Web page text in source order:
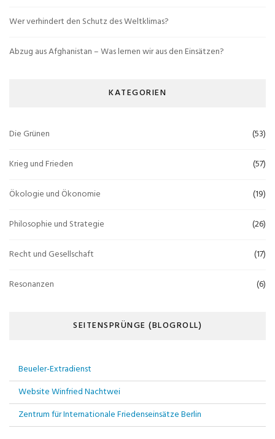
Wer verhindert den Schutz des Weltklimas?
Abzug aus Afghanistan – Was lernen wir aus den Einsätzen?
KATEGORIEN
Die Grünen (53)
Krieg und Frieden (57)
Ökologie und Ökonomie (19)
Philosophie und Strategie (26)
Recht und Gesellschaft (17)
Resonanzen (6)
SEITENSPRÜNGE (BLOGROLL)
Beueler-Extradienst
Website Winfried Nachtwei
Zentrum für Internationale Friedenseinsätze Berlin